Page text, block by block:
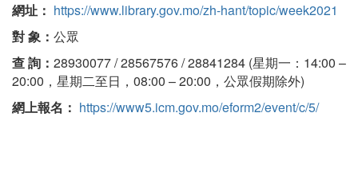
網址： https://www.library.gov.mo/zh-hant/topic/week2021
對 象： 公眾
查 詢： 28930077 / 28567576 / 28841284 (星期一：14:00 –
20:00，星期二至日，08:00 – 20:00，公眾假期除外)
網上報名： https://www5.icm.gov.mo/eform2/event/c/5/